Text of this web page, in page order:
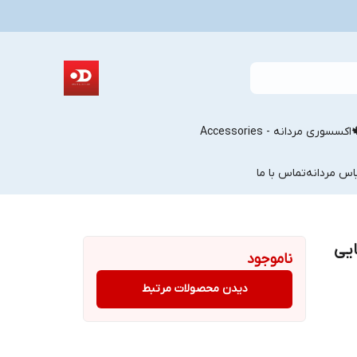
اکسسوری مردانه - Accessories
مردانهتماس با ما
ناموجود
دیدن محصولات مرتبط